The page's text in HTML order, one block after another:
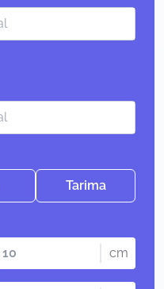
Tarima
cm